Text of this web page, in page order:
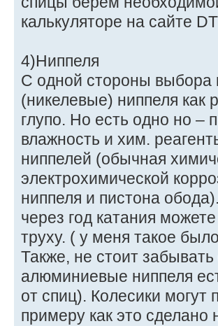
калькуляторе на сайте DT
4)Ниппеля
С одной стороны выбора
(никелевые) ниппеля как
глупо. Но есть одно но –
влажность и хим.
ниппелей (обычная
электрохимической
ниппеля и пистона
через год катания
труху. ( у меня такое
Также, не стоит
алюминиевые ниппеля
от спиц). Колесики могут
примеру как это